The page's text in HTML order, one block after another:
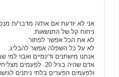
אני לא יודעת אם את/ה מדבר/ת
ניחוח קל של התנשאות.
לא את הכל אפשר לפתור.
לא על כל השפלה אפשר להבליג.
אדם שהיה בגיל 20.
ולפעמים הפערים בלתי ניתנים